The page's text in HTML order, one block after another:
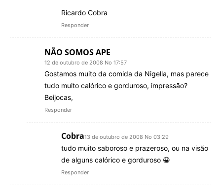
Ricardo Cobra
Responder
NÃO SOMOS APE
12 de outubro de 2008 No 17:57
Gostamos muito da comida da Nigella, mas parece
tudo muito calórico e gorduroso, impressão?
Beijocas,
Responder
Cobra13 de outubro de 2008 No 03:29
tudo muito saboroso e prazeroso, ou na visão
de alguns calórico e gorduroso 😀
Responder